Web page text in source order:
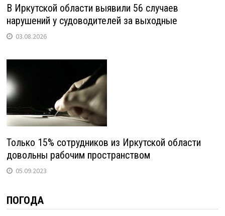
В Иркутской области выявили 56 случаев
нарушений у судоводителей за выходные
03.08.2026
Только 15% сотрудников из Иркутской области
довольны рабочим пространством
05.09.2023
ПОГОДА